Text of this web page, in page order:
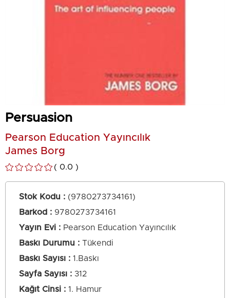
Persuasion
Pearson Education Yayıncılık
James Borg
0.0
Stok Kodu
(9780273734161)
Barkod : 9780273734161
Yayın Evi
Pearson Education Yayıncılık
Baskı Durumu
Tükendi
Baskı Sayısı
1.Baskı
Sayfa Sayısı
312
Kağıt Cinsi
1. Hamur